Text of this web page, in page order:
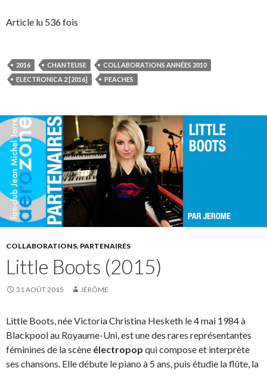
Article lu 536 fois
2016 CHANTEUSE
COLLABORATIONS ANNÉES 2010
ELECTRONICA 2 [2016]
PEACHES
COLLABORATIONS, PARTENAIRES
Little Boots (2015)
31 AOÛT 2015 JÉRÔME
Little Boots, née Victoria Christina Hesketh le 4 mai 1984 à
Blackpool au Royaume-Uni, est une des rares représentantes
féminines de la scène électropop qui compose et interprète
ses chansons. Elle débute le piano à 5 ans, puis étudie la flûte, la